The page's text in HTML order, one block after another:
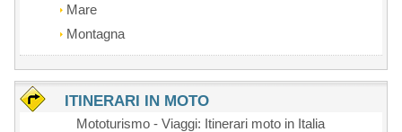
Mare
Montagna
ITINERARI IN MOTO
Mototurismo - Viaggi: Itinerari moto in Italia